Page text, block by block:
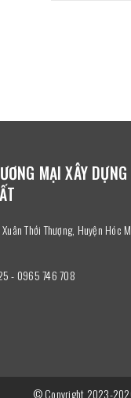
MẠI XÂY
Thới Thượng, Huyện Hóc
- 0965 746 708
© Copyright 2023-2026